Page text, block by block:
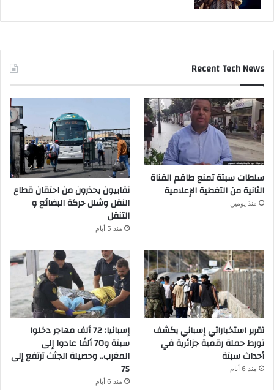
Recent Tech News
سلطات سبتة تمنع طاقم القناة
الثانية من التغطية الإعلامية
منذ يومين
نقابيون يحذرون من احتقان قطاع
النقل وشلل حركة البضائع و
التنقل
منذ 5 أيام
تقرير استخباراتي إسباني يكشف
تورط حملة رقمية جزائرية في
أحداث سبتة
منذ 6 أيام
إسبانيا: 72 ألف مهاجر دخلوا
سبتة و70 ألفًا عادوا إلى
المغرب.. وحصيلة الجثث ترتفع إلى
75
منذ 6 أيام